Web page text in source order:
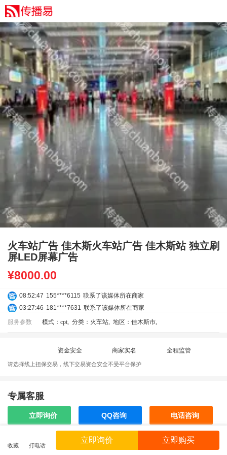
收藏 打电话
立即询价 立即购买
火车站广告 佳木斯火车站广告 佳木斯站 独立刷
屏LED屏幕广告
¥8000.00
08:52:47 155****6115 联系了该媒体所在商家
03:27:46 181****7631 联系了该媒体所在商家
03:18:49 173****0620 联系了该媒体所在商家
12:40:20 177****7961
联系了该媒体所在商家
04:16:44
01:50:54 192****2334 联系了该媒体所在商家
03:40:56 157****6971
联系了该媒体所在商家
155****5272 联系了该媒体所在商家
02:32:27
176****3456 联系了该媒体所在商家
服务参数 模式：cpt, 分类：火车站, 地区：佳木斯市,
资金安全 商家实名 全程监管
请选择线上担保交易，线下交易资金安全不受平台保护
专属客服
立即询价 QQ咨询 电话咨询
效果截图